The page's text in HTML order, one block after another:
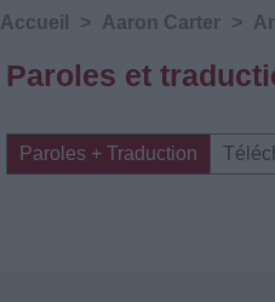
Accueil > Aaron Carter >
Paroles et
Paroles + Traduction